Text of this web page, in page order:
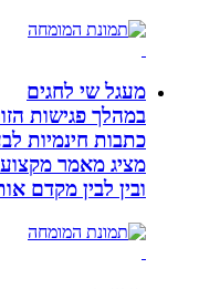
מעגל שי לחגים
במהלך פגישות הזום
כתבות חינמיות
מציג מאמר מקצועי
ובין לבין מקדם אותו